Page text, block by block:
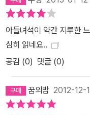
아들녀석이 약간 지루한
심히 읽네요..
공감 (0) 댓글 (0)
꿈의밤 2012-12-